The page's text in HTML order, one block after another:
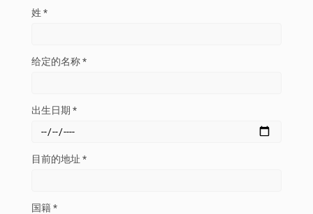
姓 *
给定的名称 *
出生日期 *
目前的地址 *
国籍 *